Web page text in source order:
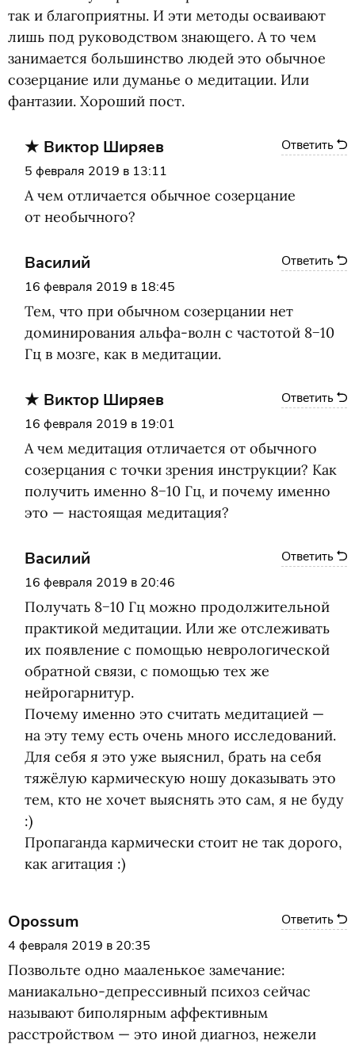
так и благоприятны. И эти методы осваивают
лишь под руководством знающего. А то чем
занимается большинство людей это обычное
созерцание или думанье о медитации. Или
фантазии. Хороший пост.
Ответить
Виктор Ширяев
5 февраля 2019 в 13:11
А чем отличается обычное созерцание
от необычного?
Ответить
Василий
16 февраля 2019 в 18:45
Тем, что при обычном созерцании нет
доминирования альфа-волн с частотой 8−10
Гц в мозге, как в медитации.
Ответить
Виктор Ширяев
16 февраля 2019 в 19:01
А чем медитация отличается от обычного
созерцания с точки зрения инструкции? Как
получить именно 8−10 Гц, и почему именно
это — настоящая медитация?
Ответить
Василий
16 февраля 2019 в 20:46
Получать 8−10 Гц можно продолжительной
практикой медитации. Или же отслеживать
их появление с помощью неврологической
обратной связи, с помощью тех же
нейрогарнитур.
Почему именно это считать медитацией —
на эту тему есть очень много исследований.
Для себя я это уже выяснил, брать на себя
тяжёлую кармическую ношу доказывать это
тем, кто не хочет выяснять это сам, я не буду
:)
Пропаганда кармически стоит не так дорого,
как агитация :)
Ответить
Opossum
4 февраля 2019 в 20:35
Позвольте одно мааленькое замечание:
маниакально-депрессивный психоз сейчас
называют биполярным аффективным
расстройством — это иной диагноз, нежели